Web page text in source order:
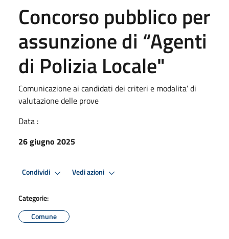
Concorso pubblico per
assunzione di “Agenti
di Polizia Locale"
Comunicazione ai candidati dei criteri e modalita’ di
valutazione delle prove
Data :
26 giugno 2025
Condividi Vedi azioni
Categorie:
Comune